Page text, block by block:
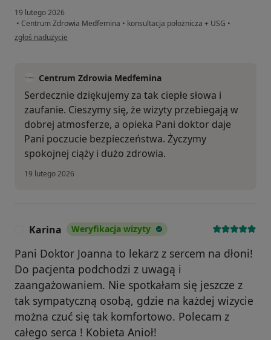
19 lutego 2026
• Centrum Zdrowia Medfemina • konsultacja położnicza + USG •
w opinii użytkownika Kasia
zgłoś nadużycie
Centrum Zdrowia Medfemina
Serdecznie dziękujemy za tak ciepłe słowa i
zaufanie. Cieszymy się, że wizyty przebiegają w
dobrej atmosferze, a opieka Pani doktor daje
Pani poczucie bezpieczeństwa. Życzymy
spokojnej ciąży i dużo zdrowia.
19 lutego 2026
Karina Weryfikacja wizyty
Pani Doktor Joanna to lekarz z sercem na dłoni!
Do pacjenta podchodzi z uwagą i
zaangażowaniem. Nie spotkałam się jeszcze z
tak sympatyczną osobą, gdzie na każdej wizycie
można czuć się tak komfortowo. Polecam z
całego serca ! Kobieta Anioł!